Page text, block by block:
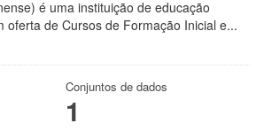
é uma instituição de educação
oferta de Cursos de Formação Inicial e...
Conjuntos de dados
1